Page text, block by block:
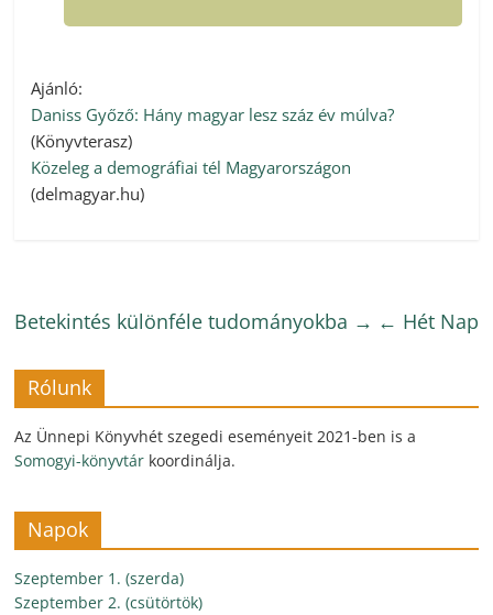
Ajánló:
Daniss Győző: Hány magyar lesz száz év múlva?
(Könyvterasz)
Közeleg a demográfiai tél Magyarországon
(delmagyar.hu)
← Hét Nap
Betekintés különféle tudományokba →
Rólunk
Az Ünnepi Könyvhét szegedi eseményeit 2021-ben is a
Somogyi-könyvtár koordinálja.
Napok
Szeptember 1. (szerda)
Szeptember 2. (csütörtök)